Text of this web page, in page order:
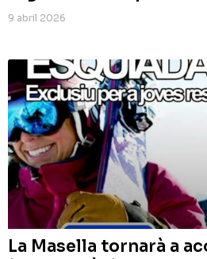
9 abril 2026
La Masella tornarà a